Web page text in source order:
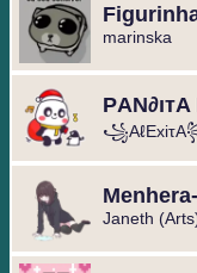
marinska
Janeth